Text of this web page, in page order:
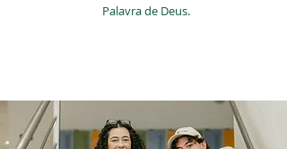
Palavra de Deus.